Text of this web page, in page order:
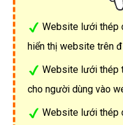
Website lưới thép
hiển thị website trên
Website lưới thép
cho người dùng vào
Website lưới thép